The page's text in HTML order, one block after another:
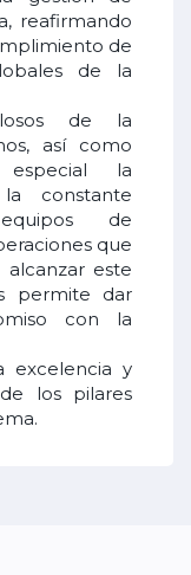
reafirmando
de
de la
de la
así como
la
constante
de
que
alcanzar este
permite dar
con la
excelencia y
los pilares